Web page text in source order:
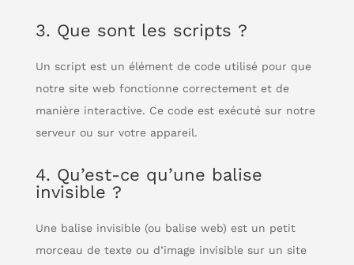
3. Que sont les scripts ?
Un script est un élément de code utilisé pour que
notre site web fonctionne correctement et de
manière interactive. Ce code est exécuté sur notre
serveur ou sur votre appareil.
4. Qu’est-ce qu’une balise
invisible ?
Une balise invisible (ou balise web) est un petit
morceau de texte ou d’image invisible sur un site